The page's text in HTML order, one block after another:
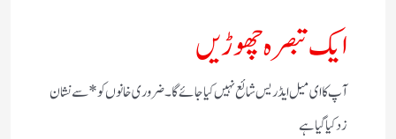
ایک تبصرہ چھوڑیں
آپ کا ای میل ایڈریس شائع نہیں کیا جائے گا۔ضروری خانوں کو*سے نشان
زد کیا گیا ہے